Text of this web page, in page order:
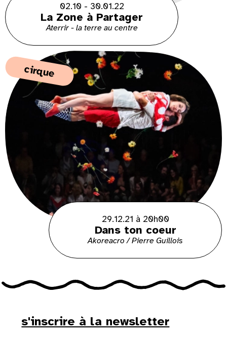
02.10 - 30.01.22
La Zone à Partager
Aterrir - la terre au centre
cirque
29.12.21 à 20h00
Dans ton coeur
Akoreacro / Pierre Guillois
s'inscrire à la newsletter